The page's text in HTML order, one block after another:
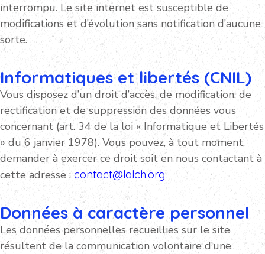
interrompu. Le site internet est susceptible de
modifications et d’évolution sans notification d’aucune
sorte.
Informatiques et libertés (CNIL)
Vous disposez d’un droit d’accès, de modification, de
rectification et de suppression des données vous
concernant (art. 34 de la loi « Informatique et Libertés
» du 6 janvier 1978). Vous pouvez, à tout moment,
demander à exercer ce droit soit en nous contactant à
cette adresse : contact@lalch.org
Données à caractère personnel
Les données personnelles recueillies sur le site
résultent de la communication volontaire d’une